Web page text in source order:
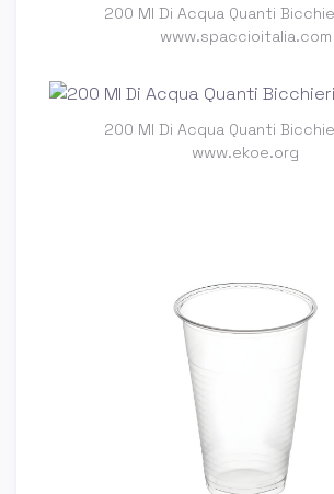
200 Ml Di Acqua Quanti
www.spaccioitalia.com
200 Ml Di Acqua Quanti
www.ekoe.org